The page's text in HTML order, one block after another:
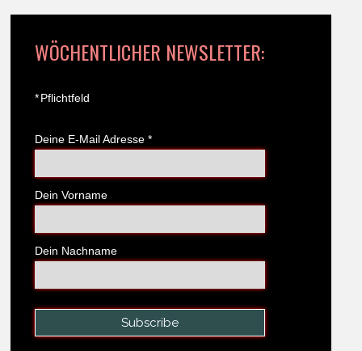
WÖCHENTLICHER NEWSLETTER:
*Pflichtfeld
Deine E-Mail Adresse *
Dein Vorname
Dein Nachname